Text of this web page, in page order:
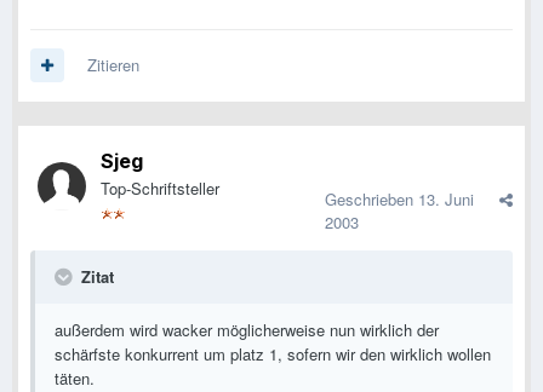
Zitieren
Sjeg
Top-Schriftsteller Geschrieben 13. Juni
2003
Zitat
außerdem wird wacker möglicherweise nun wirklich der
schärfste konkurrent um platz 1, sofern wir den wirklich wollen
täten.